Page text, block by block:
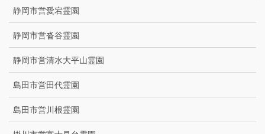
静岡市営愛宕霊園
静岡市営沓谷霊園
静岡市営清水大平山霊園
島田市営田代霊園
島田市営川根霊園